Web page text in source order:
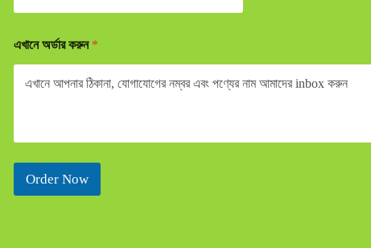
এখানে অর্ডার করুন *
Order Now